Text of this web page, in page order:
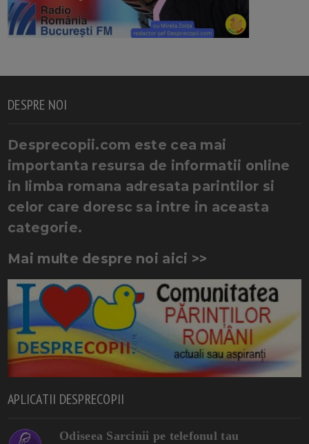
DESPRE NOI
Desprecopii.com este cea mai
importanta resursa de informatii online
in limba romana adresata parintilor si
celor care doresc sa intre in aceasta
categorie.
Mai multe despre noi aici >>
APLICATII DESPRECOPII
Odiseea Sarcinii pe telefonul tau